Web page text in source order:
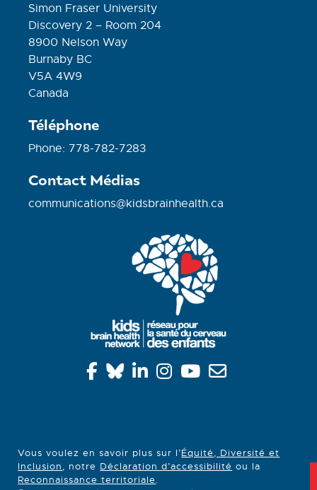
Simon Fraser University
Discovery 2 – Room 204
8900 Nelson Way
Burnaby BC
V5A 4W9
Canada
Téléphone
Phone: 778-782-7283
Contact Médias
communications@kidsbrainhealth.ca
Vous voulez en savoir plus sur l’Équité, Diversité et
Inclusion, notre Déclaration d’accessibilité ou la
Reconnaissance territoriale.